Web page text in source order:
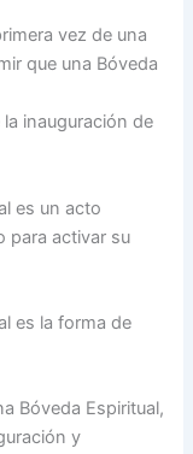
vez de una
que una Bóveda
inauguración de
es un acto
para activar su
es la forma de
Bóveda Espiritual,
y